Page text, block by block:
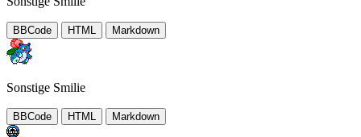
BBCode HTML Markdown
Sonstige Smilie
BBCode HTML Markdown